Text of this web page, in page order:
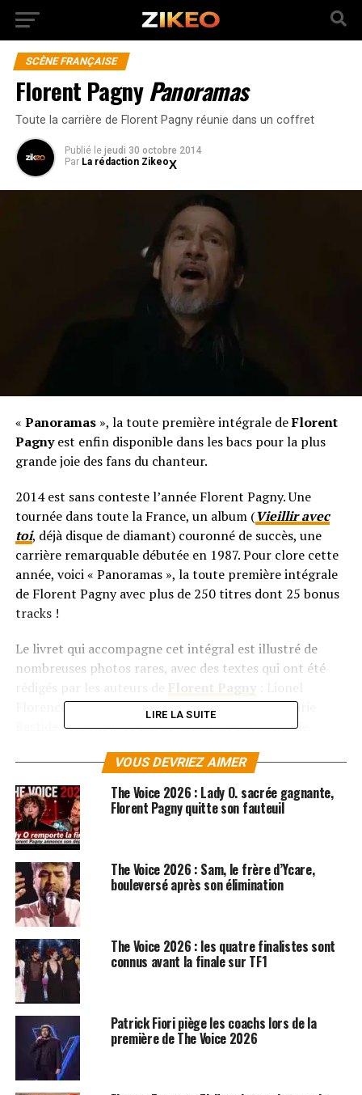
SCÈNE FRANÇAISE
Florent PagnyPanoramas
Toute la carrière de Florent Pagny réunie dans un coffret
Publié le jeudi 30 octobre 2014
Par La rédaction Zikeo
« Panoramas», la toute première intégrale deFlorent
Pagnyest enfin disponible dans les bacs pour la plus
grande joie des fans du chanteur.
2014 est sans conteste l’année Florent Pagny. Une
tournée dans toute la France, un album (Vieillir avec
toi, déjà disque de diamant) couronné de succès, une
carrière remarquable débutée en 1987. Pour clore cette
année, voici « Panoramas », la toute première intégrale
de Florent Pagny avec plus de 250 titres dont 25 bonus
tracks !
Le livret qui accompagne cet intégral est illustré de
nombreuses photos rares, avec des textes qui ont été
Florence (Ma liberté de penser,Savoir aimer), Marie
Bastide (Vieillir avec toi,Le soldat) et Emmanuelle
textes inédits nous éclairent sur la personnalité de
l’artiste et sa manière de travailler.
LES ALBUMS DE FLORENT PAGNY SONT
SUJETS ASSOCIÉS: FLORENT PAGNY LIONEL FLORENCE
LIRE LA SUITE
VOUS DEVRIEZ AIMER
The Voice 2026 : Lady O. sacrée gagnante,
Florent Pagny quitte son fauteuil
The Voice 2026 : Sam, le frère d’Ycare,
bouleversé après son élimination
The Voice 2026 : les quatre finalistes sont
connus avant la finale sur TF1
Patrick Fiori piège les coachs lors de la
première de The Voice 2026